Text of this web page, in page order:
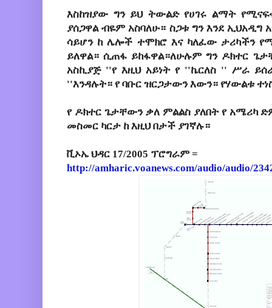
እስከዝያው ግን ይህ ትውልድ የሀገሩ ልማት
ያሰጋዋል ብዬም አስባለሁ። ስጋቱ ግን እንደ ኢህአዲግ
ሳይሆን ከ ሌሎች ተሞክሮ እና ካለፈው ታሪካችን
ይለዋል። ሲጠፋ ይከፋዋል።ለሁሉም ግን ዶክተር
አስኪያጅ''የ እዚህ አይነት የ''ኬርለስ '' ሥራ
''እንዳሉት። የ ባቡር ዝርጋታውን እውን። የሃውልቱ
የ ዶክተር ጌታቸውን ቃለ ምልልስ ያለበት የ አሜሪካ
መስመር ካርታ ከ እዚህ በታች ያገኛሉ።
ቪኦኤ ህዳር 17/2005 ፕሮግራም =
http://amharic.voanews.com/audio/audio/